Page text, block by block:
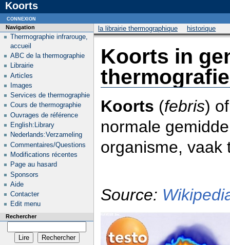
Koorts
la librairie thermographique historique
Koorts in
thermografie
Koorts (febris)
normale
organisme, vaak
Source:
Navigation
Thermographie infrarouge,
accueil
ABC de la thermographie
Librairie
Articles
Images
Services de thermographie
Cours de thermographie
Ouvrages de référence
English:Library
Nederlands:Verzameling
Commentaires/Questions
Modifications récentes
Page au hasard
Sponsors
Aide
Contacter
Edit menu
Rechercher
connexion